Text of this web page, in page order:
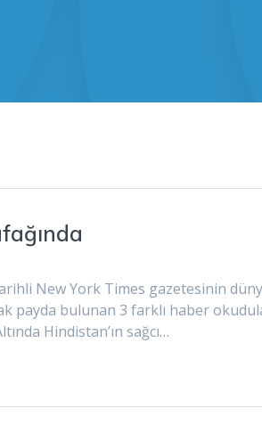
New York Times gazetesinin
payda bulunan 3 farklı haber
Hindistan’ın sağcı…